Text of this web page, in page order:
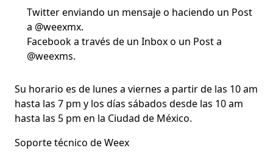
Twitter enviando un mensaje o haciendo un Post
a @weexmx.
Facebook a través de un Inbox o un Post a
@weexms.
Su horario es de lunes a viernes a partir de las 10 am
hasta las 7 pm y los días sábados desde las 10 am
hasta las 5 pm en la Ciudad de México.
Soporte técnico de Weex